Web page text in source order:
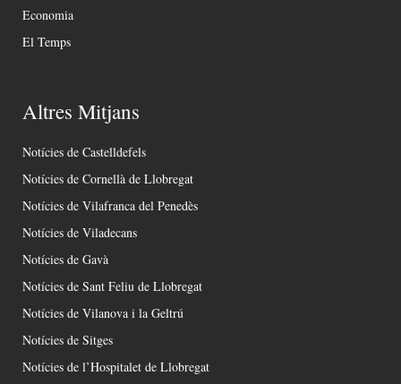
Economia
El Temps
Altres Mitjans
Notícies de Castelldefels
Notícies de Cornellà de Llobregat
Notícies de Vilafranca del Penedès
Notícies de Viladecans
Notícies de Gavà
Notícies de Sant Feliu de Llobregat
Notícies de Vilanova i la Geltrú
Notícies de Sitges
Notícies de l’Hospitalet de Llobregat